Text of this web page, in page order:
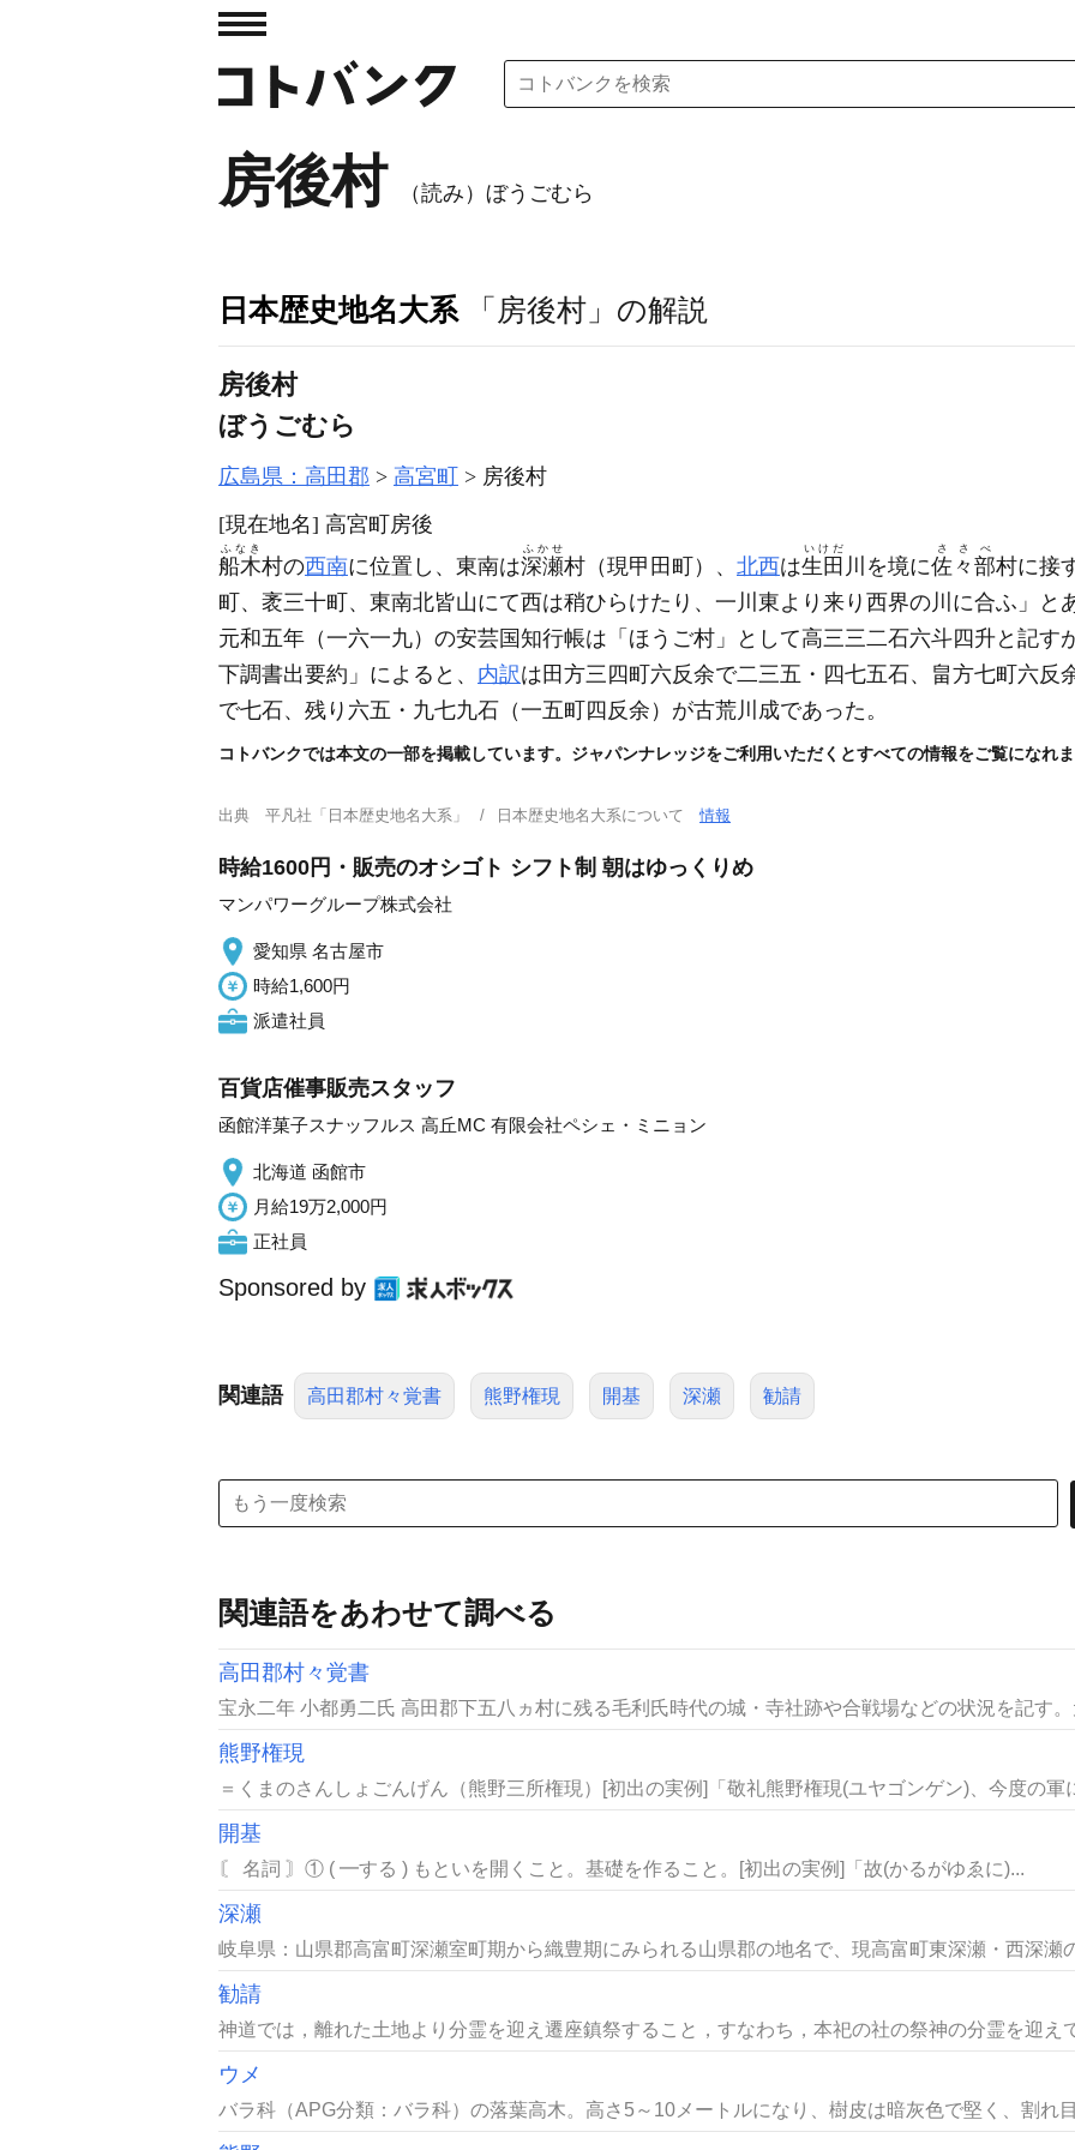
房後村 （読み）ぼうごむら
日本歴史地名大系 「房後村」の解説
房後村
ぼうごむら
広島県：高田郡 高宮町
房後村
[現在地名] 高宮町房後
船木
ふなき
村の西南に位置し、東南は深瀬
ふかせ
村 （現甲田町） 、 北西は生田
いけだ
川を境に佐々部
ささべ
村に接
町、袤三十町、東南北皆山にて西は稍ひらけたり、一川東より来り西界の川に合ふ」と
元和五年 （一六一九） の安芸国知行帳は「ほうご村」として高三三二石六斗四升と記す
下調書出要約」によると、 内訳は田方三四町六反余で二三五・四七五石、畠方七町六反
で七石、残り六五・九七九石 （一五町四反余） が古荒川成であった。
コトバンクでは本文の一部を掲載しています。ジャパンナレッジをご利用いただくとすべての情報をご覧になれ
出典 平凡社「日本歴史地名大系」 日本歴史地名大系について情報
時給1600円・販売のオシゴト シフト制 朝はゆっくりめ
マンパワーグループ株式会社
愛知県 名古屋市
時給1,600円
派遣社員
百貨店催事販売スタッフ
函館洋菓子スナッフルス 高丘MC 有限会社ペシェ・ミニョン
北海道 函館市
月給19万2,000円
正社員
Sponsored by
関連語 高田郡村々覚書 熊野権現 開基 深瀬 勧請
関連語をあわせて調べる
高田郡村々覚書
宝永二年 小都勇二氏 高田郡下五八ヵ村に残る毛利氏時代の城・寺社跡や合戦場などの状況を記す
熊野権現
＝くまのさんしょごんげん（熊野三所権現）[初出の実例]「敬礼熊野権現(ユヤゴンゲン)、今度の軍
開基
〘 名詞 〙① ( ━する ) もといを開くこと。基礎を作ること。[初出の実例]「故(かるがゆゑに)...
深瀬
岐阜県：山県郡高富町深瀬室町期から織豊期にみられる山県郡の地名で、現高富町東深瀬・西深瀬
勧請
神道では，離れた土地より分霊を迎え遷座鎮祭すること，すなわち，本祀の社の祭神の分霊を迎え
ウメ
バラ科（APG分類：バラ科）の落葉高木。高さ5～10メートルになり、樹皮は暗灰色で堅く、割れ